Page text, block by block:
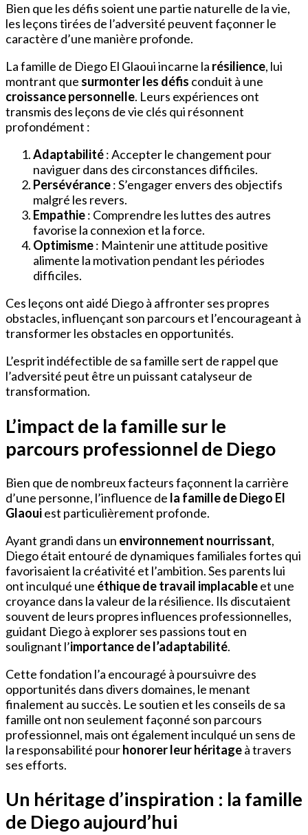
Bien que les défis soient une partie naturelle de la vie,
les leçons tirées de l’adversité peuvent façonner le
caractère d’une manière profonde.
La famille de Diego El Glaoui incarne la résilience, lui
montrant que surmonter les défis conduit à une
croissance personnelle. Leurs expériences ont
transmis des leçons de vie clés qui résonnent
profondément :
Adaptabilité: Accepter le changement pour
naviguer dans des circonstances difficiles.
Persévérance: S’engager envers des objectifs
malgré les revers.
Empathie: Comprendre les luttes des autres
favorise la connexion et la force.
Optimisme: Maintenir une attitude positive
alimente la motivation pendant les périodes
difficiles.
Ces leçons ont aidé Diego à affronter ses propres
obstacles, influençant son parcours et l’encourageant à
transformer les obstacles en opportunités.
L’esprit indéfectible de sa famille sert de rappel que
l’adversité peut être un puissant catalyseur de
transformation.
L’impact de la famille sur le
parcours professionnel de Diego
Bien que de nombreux facteurs façonnent la carrière
d’une personne, l’influence de la famille de Diego El
Glaouiest particulièrement profonde.
Ayant grandi dans un environnement nourrissant,
Diego était entouré de dynamiques familiales fortes qui
favorisaient la créativité et l’ambition. Ses parents lui
ont inculqué une éthique de travail implacableet une
croyance dans la valeur de la résilience. Ils discutaient
souvent de leurs propres influences professionnelles,
guidant Diego à explorer ses passions tout en
soulignant l’importance de l’adaptabilité.
Cette fondation l’a encouragé à poursuivre des
opportunités dans divers domaines, le menant
finalement au succès. Le soutien et les conseils de sa
famille ont non seulement façonné son parcours
professionnel, mais ont également inculqué un sens de
la responsabilité pourhonorer leur héritageà travers
ses efforts.
Un héritage d’inspiration : la famille
de Diego aujourd’hui